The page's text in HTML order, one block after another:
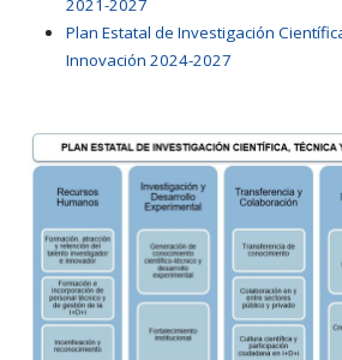
2021-2027
Plan Estatal de Investigación
Innovación 2024-2027